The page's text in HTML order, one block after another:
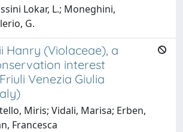
Lokar, L.; Moneghini,
G.
Hanry (Violaceae), a
interest
Venezia Giulia
Miris; Vidali, Marisa; Erben,
Francesca